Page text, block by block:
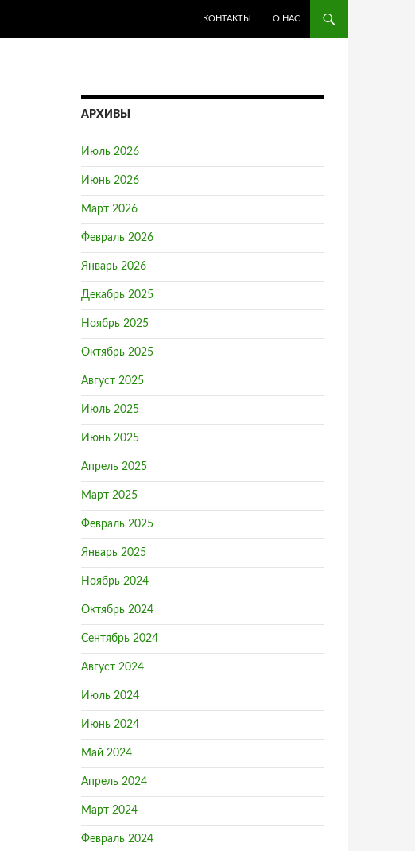
КОНТАКТЫ
О НАС
АРХИВЫ
Июль 2026
Июнь 2026
Март 2026
Февраль 2026
Январь 2026
Декабрь 2025
Ноябрь 2025
Октябрь 2025
Август 2025
Июль 2025
Июнь 2025
Апрель 2025
Март 2025
Февраль 2025
Январь 2025
Ноябрь 2024
Октябрь 2024
Сентябрь 2024
Август 2024
Июль 2024
Июнь 2024
Май 2024
Апрель 2024
Март 2024
Февраль 2024